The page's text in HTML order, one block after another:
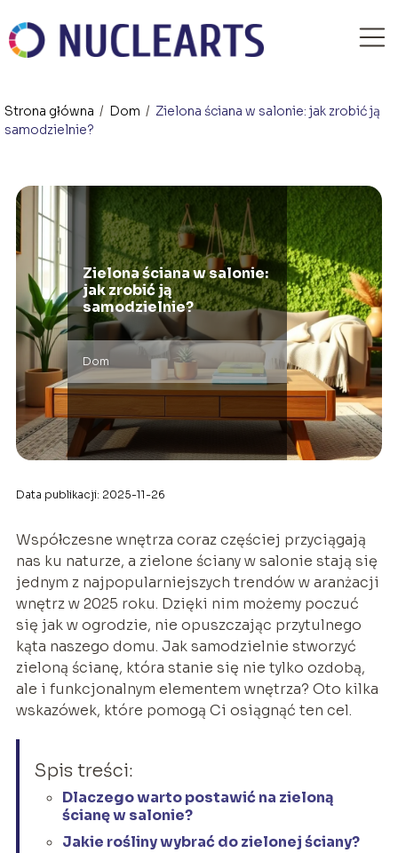
Strona główna / Dom / Zielona ściana w salonie: jak zrobić ją
samodzielnie?
Zielona ściana w salonie:
jak zrobić ją
samodzielnie?
Dom
Data publikacji: 2025-11-26
Współczesne wnętrza coraz częściej przyciągają
nas ku naturze, a zielone ściany w salonie stają się
jednym z najpopularniejszych trendów w aranżacji
wnętrz w 2025 roku. Dzięki nim możemy poczuć
się jak w ogrodzie, nie opuszczając przytulnego
kąta naszego domu. Jak samodzielnie stworzyć
zieloną ścianę, która stanie się nie tylko ozdobą,
ale i funkcjonalnym elementem wnętrza? Oto kilka
wskazówek, które pomogą Ci osiągnąć ten cel.
Spis treści:
Dlaczego warto postawić na zieloną
ścianę w salonie?
Jakie rośliny wybrać do zielonej ściany?